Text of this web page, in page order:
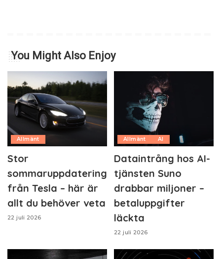
You Might Also Enjoy
Allmänt
Stor
sommaruppdatering
från Tesla – här är
allt du behöver veta
22 juli 2026
Allmänt AI
Dataintrång hos AI-
tjänsten Suno
drabbar miljoner –
betaluppgifter
läckta
22 juli 2026